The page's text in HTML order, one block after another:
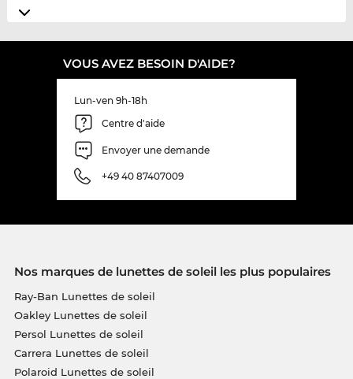
VOUS AVEZ BESOIN D'AIDE?
Lun-ven 9h-18h
Centre d'aide
Envoyer une demande
+49 40 87407009
Nos marques de lunettes de soleil les plus populaires
Ray-Ban Lunettes de soleil
Oakley Lunettes de soleil
Persol Lunettes de soleil
Carrera Lunettes de soleil
Polaroid Lunettes de soleil